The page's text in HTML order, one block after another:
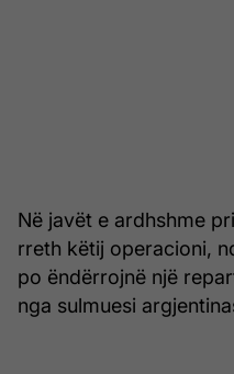
Në javët e ardhshme
rreth këtij operacioni,
po ëndërrojnë një
nga sulmuesi